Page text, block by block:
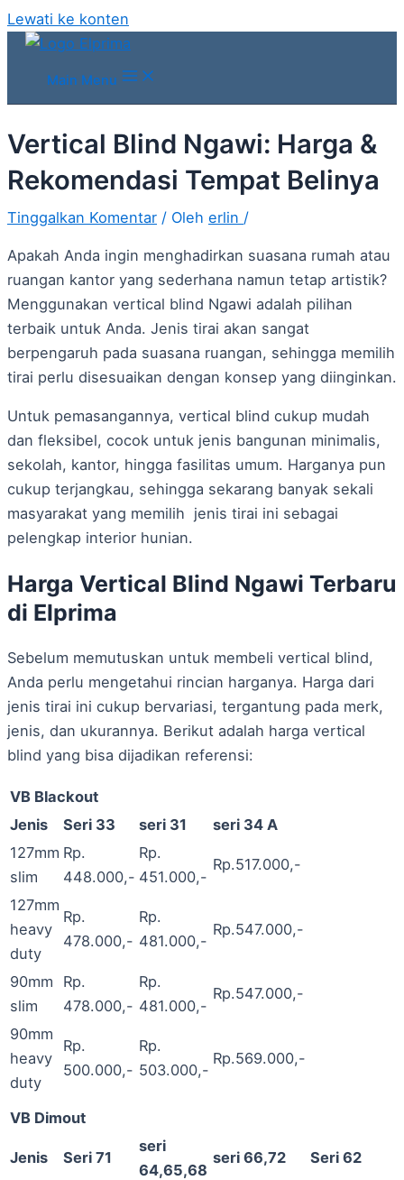
Lewati ke konten
Main Menu
Vertical Blind Ngawi: Harga &
Rekomendasi Tempat Belinya
Tinggalkan Komentar / Oleh erlin /
Apakah Anda ingin menghadirkan suasana rumah atau
ruangan kantor yang sederhana namun tetap artistik?
Menggunakan vertical blind Ngawi adalah pilihan
terbaik untuk Anda. Jenis tirai akan sangat
berpengaruh pada suasana ruangan, sehingga memilih
tirai perlu disesuaikan dengan konsep yang diinginkan.
Untuk pemasangannya, vertical blind cukup mudah
dan fleksibel, cocok untuk jenis bangunan minimalis,
sekolah, kantor, hingga fasilitas umum. Harganya pun
cukup terjangkau, sehingga sekarang banyak sekali
masyarakat yang memilih jenis tirai ini sebagai
pelengkap interior hunian.
Harga Vertical Blind Ngawi Terbaru
di Elprima
Sebelum memutuskan untuk membeli vertical blind,
Anda perlu mengetahui rincian harganya. Harga dari
jenis tirai ini cukup bervariasi, tergantung pada merk,
jenis, dan ukurannya. Berikut adalah harga vertical
blind yang bisa dijadikan referensi:
VB Blackout
Jenis
Seri 33 seri 31
seri 34 A
127mm
slim
Rp.
448.000,-
Rp.
451.000,-
Rp.517.000,-
127mm
heavy
duty
Rp.
478.000,-
Rp.
481.000,-
Rp.547.000,-
90mm
slim
Rp.
478.000,-
Rp.
481.000,-
Rp.547.000,-
90mm
heavy
duty
Rp.
500.000,-
Rp.
503.000,-
Rp.569.000,-
VB Dimout
Jenis Seri 71
seri
64,65,68
seri 66,72 Seri 62